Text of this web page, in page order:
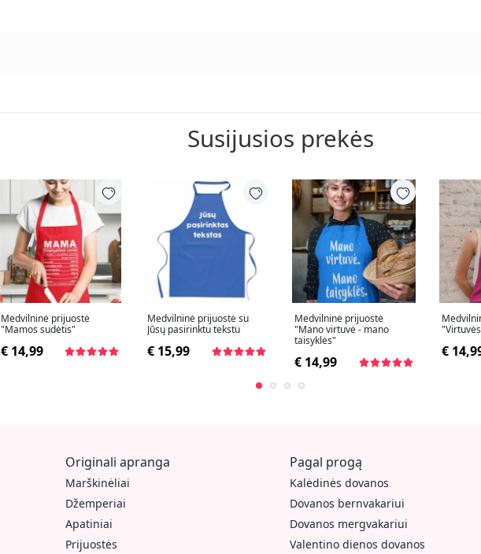
Susijusios prekės
Medvilninė prijuostė
"Mamos sudėtis"
€ 14,99
Medvilninė prijuostė su
Jūsų pasirinktu tekstu
€ 15,99
Medvilninė prijuostė
"Mano virtuvė - mano
taisyklės"
€ 14,99
€
Originali apranga
Marškinėliai
Džemperiai
Apatiniai
Prijuostės
Pagal progą
Kalėdinės dovanos
Dovanos bernvakariui
Dovanos mergvakariui
Valentino dienos dovanos